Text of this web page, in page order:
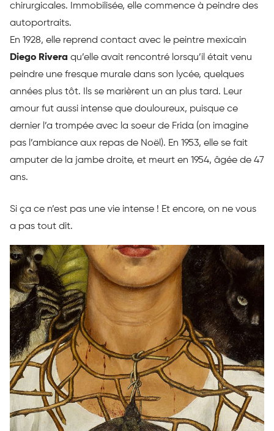
chirurgicales. Immobilisée, elle commence à peindre des
autoportraits.
En 1928, elle reprend contact avec le peintre mexicain
Diego Rivera qu’elle avait rencontré lorsqu’il était venu
peindre une fresque murale dans son lycée, quelques
années plus tôt. Ils se marièrent un an plus tard. Leur
amour fut aussi intense que douloureux, puisque ce
dernier l’a trompée avec la soeur de Frida (on imagine
pas l’ambiance aux repas de Noël). En 1953, elle se fait
amputer de la jambe droite, et meurt en 1954, âgée de 47
ans.
Si ça ce n’est pas une vie intense ! Et encore, on ne vous
a pas tout dit.